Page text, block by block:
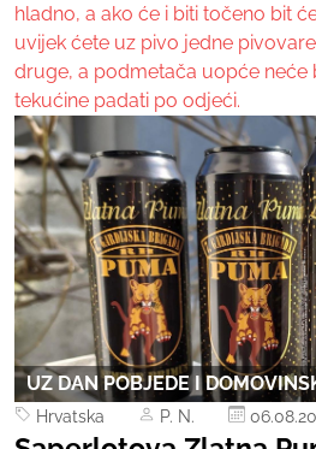
hladno, a ako će i biti točeno bit
uvijek ćete uz pivo jedne
druge, a podmetača uopće neće
tekućine padati po odjeći.
UZ DAN POBJEDE I
Hrvatska P. N.